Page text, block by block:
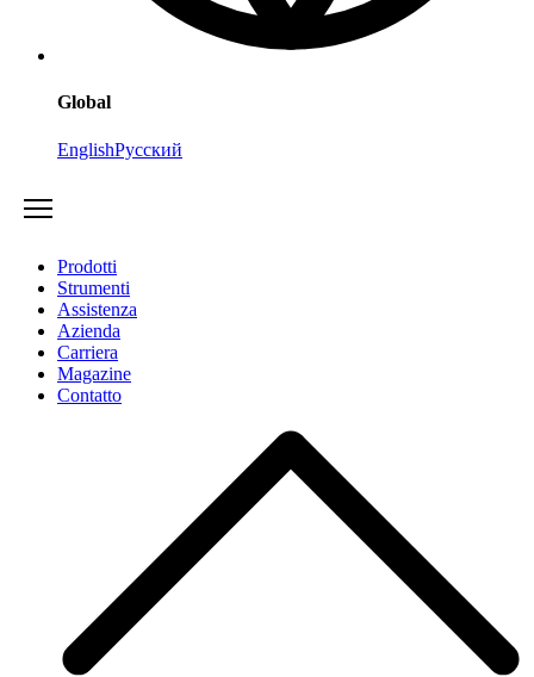
Global
EnglishРусский
Prodotti
Strumenti
Assistenza
Azienda
Carriera
Magazine
Contatto